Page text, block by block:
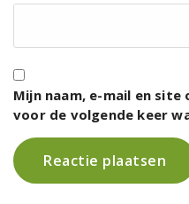
Mijn naam, e-mail en
voor de volgende keer